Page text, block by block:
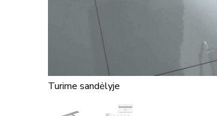
Turime sandėlyje